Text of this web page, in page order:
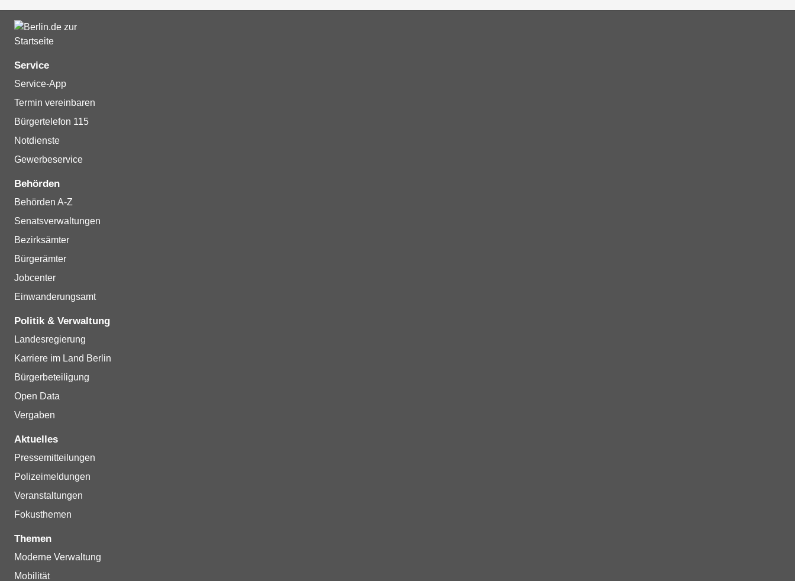
Service
Service-App
Termin vereinbaren
Bürgertelefon 115
Notdienste
Gewerbeservice
Behörden
Behörden A-Z
Senatsverwaltungen
Bezirksämter
Bürgerämter
Jobcenter
Einwanderungsamt
Politik & Verwaltung
Landesregierung
Karriere im Land Berlin
Bürgerbeteiligung
Open Data
Vergaben
Aktuelles
Pressemitteilungen
Polizeimeldungen
Veranstaltungen
Fokusthemen
Themen
Moderne Verwaltung
Mobilität